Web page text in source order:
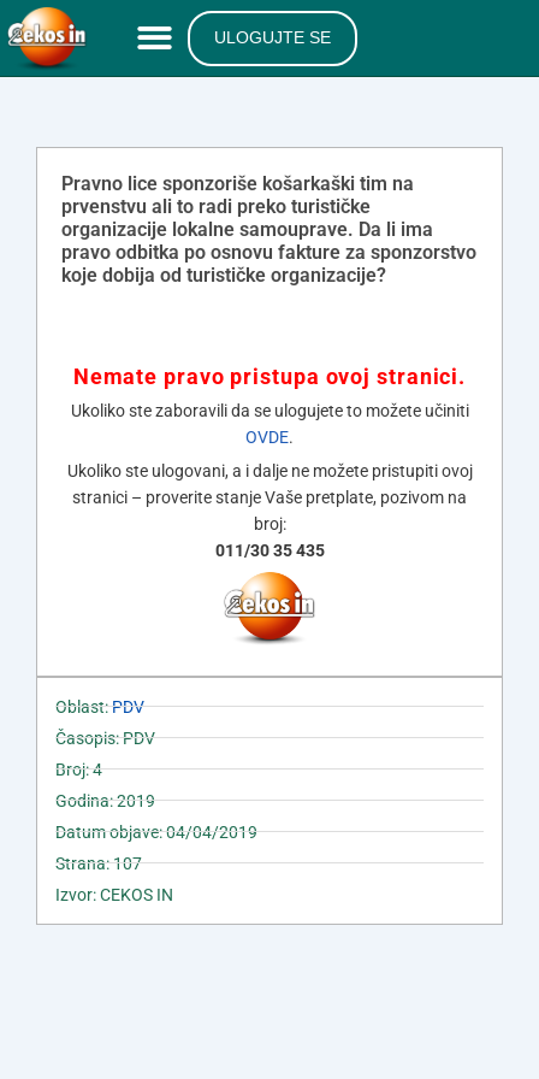
ULOGUJTE SE
Pravno lice sponzoriše košarkaški tim na
prvenstvu ali to radi preko turističke
organizacije lokalne samouprave. Da li ima
pravo odbitka po osnovu fakture za sponzorstvo
koje dobija od turističke organizacije?
Nemate pravo pristupa ovoj stranici.
Ukoliko ste zaboravili da se ulogujete to možete učiniti
OVDE.
Ukoliko ste ulogovani, a i dalje ne možete pristupiti ovoj
stranici – proverite stanje Vaše pretplate, pozivom na
broj:
011/30 35 435
Oblast:PDV
Časopis: PDV
Broj: 4
Godina: 2019
Datum objave: 04/04/2019
Strana: 107
Izvor: CEKOS IN